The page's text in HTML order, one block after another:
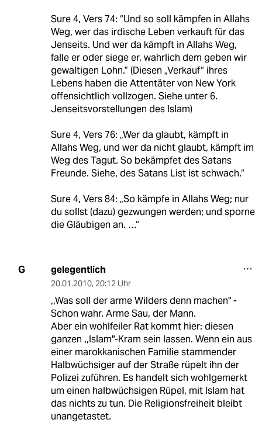
Sure 4, Vers 74: “Und so soll kämpfen in Allahs
Weg, wer das irdische Leben verkauft für das
Jenseits. Und wer da kämpft in Allahs Weg,
falle er oder siege er, wahrlich dem geben wir
gewaltigen Lohn.” (Diesen „Verkauf“ ihres
Lebens haben die Attentäter von New York
offensichtlich vollzogen. Siehe unter 6.
Jenseitsvorstellungen des Islam)
Sure 4, Vers 76: „Wer da glaubt, kämpft in
Allahs Weg, und wer da nicht glaubt, kämpft im
Weg des Tagut. So bekämpfet des Satans
Freunde. Siehe, des Satans List ist schwach.“
Sure 4, Vers 84: „So kämpfe in Allahs Weg; nur
du sollst (dazu) gezwungen werden; und sporne
die Gläubigen an. …“
G gelegentlich
20.01.2010, 20:12 Uhr
,,Was soll der arme Wilders denn machen" -
Schon wahr. Arme Sau, der Mann.
Aber ein wohlfeiler Rat kommt hier: diesen
ganzen ,,Islam"-Kram sein lassen. Wenn ein aus
einer marokkanischen Familie stammender
Halbwüchsiger auf der Straße rüpelt ihn der
Polizei zuführen. Es handelt sich wohlgemerkt
um einen halbwüchsigen Rüpel, mit Islam hat
das nichts zu tun. Die Religionsfreiheit bleibt
unangetastet.